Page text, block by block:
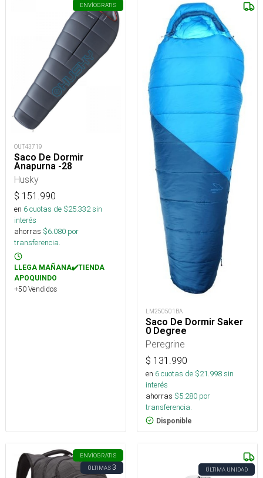
ENVÍOGRATIS
OUT43719
Saco De Dormir
Anapurna -28
Husky
$ 151.990
en 6cuotas de $25.332sin
interés
ahorras $6.080 por
transferencia.
LLEGA MAÑANA✔️TIENDA
APOQUINDO
+50 Vendidos
LM250501BA
Saco De Dormir Saker
0 Degree
Peregrine
$ 131.990
en 6cuotas de $21.998sin
interés
ahorras $5.280 por
transferencia.
Disponible
ENVÍOGRATIS
ÚLTIMAS3 ÚLTIMA UNIDAD